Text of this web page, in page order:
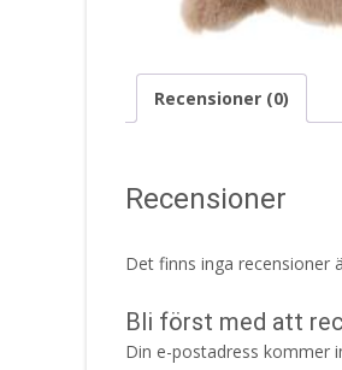
Recensioner (0)
Recensioner
Det finns inga recensioner
Bli först med att
Din e-postadress kommer